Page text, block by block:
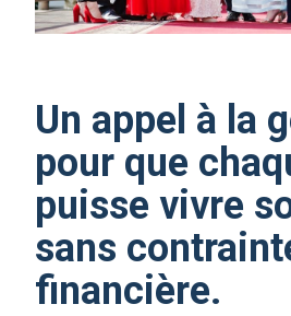
Un appel à la
pour que
puisse vivre
sans
financière.